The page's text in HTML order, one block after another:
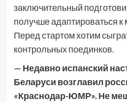
заключительный
получше адаптироваться
Перед стартом хотим
контрольных поединков.
— Недавно испанский
Беларуси возглавил
«Краснодар-ЮМР». Не